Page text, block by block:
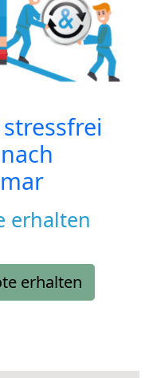
erhalten
erhalten